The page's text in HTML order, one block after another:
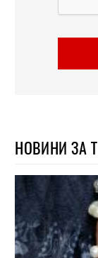
НОВИНИ ЗА